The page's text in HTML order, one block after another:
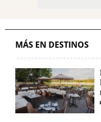
MÁS EN DESTINOS